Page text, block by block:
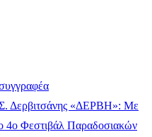
Δερβιτσάνης «ΔΕΡΒΗ»: Με
4ο Φεστιβάλ Παραδοσιακών